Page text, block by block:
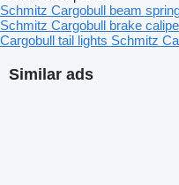
Similar ads
Schmitz Cargobull beam
Schmitz Cargobull brake
Cargobull tail lights Schmitz